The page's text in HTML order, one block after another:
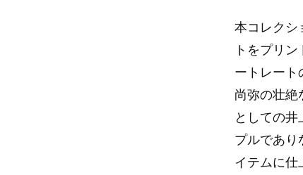
本コレクシ
トをプリ
ートレート
尚弥の壮絶
としての
プルであり
イテムに仕